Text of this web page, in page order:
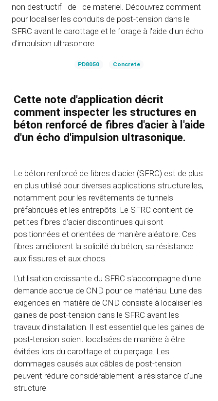
non destructif de ce materiel. Découvrez comment
pour localiser les conduits de post-tension dans le
SFRC avant le carottage et le forage à l'aide d'un écho
d'impulsion ultrasonore.
PD8050 Concrete
Cette note d'application décrit
comment inspecter les structures en
béton renforcé de fibres d'acier à l'aide
d'un écho d'impulsion ultrasonique.
Le béton renforcé de fibres d'acier (SFRC) est de plus
en plus utilisé pour diverses applications structurelles,
notamment pour les revêtements de tunnels
préfabriqués et les entrepôts. Le SFRC contient de
petites fibres d'acier discontinues qui sont
positionnées et orientées de manière aléatoire. Ces
fibres améliorent la solidité du béton, sa résistance
aux fissures et aux chocs.
L'utilisation croissante du SFRC s'accompagne d'une
demande accrue de CND pour ce matériau. L'une des
exigences en matière de CND consiste à localiser les
gaines de post-tension dans le SFRC avant les
travaux d'installation. Il est essentiel que les gaines de
post-tension soient localisées de manière à être
évitées lors du carottage et du perçage. Les
dommages causés aux câbles de post-tension
peuvent réduire considérablement la résistance d'une
structure.